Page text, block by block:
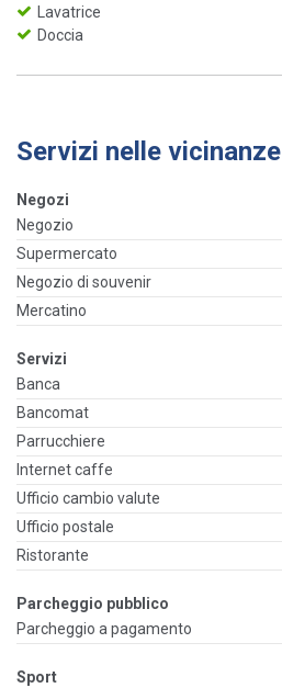
Lavatrice
Doccia
Servizi nelle vicinanze
Negozi
Negozio
Supermercato
Negozio di souvenir
Mercatino
Servizi
Banca
Bancomat
Parrucchiere
Internet caffe
Ufficio cambio valute
Ufficio postale
Ristorante
Parcheggio pubblico
Parcheggio a pagamento
Sport